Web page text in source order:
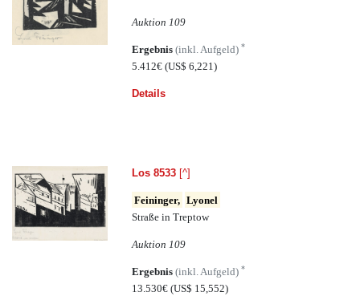
Auktion 109
Ergebnis(inkl. Aufgeld)*
5.412€(US$ 6,221)
Details
Los 8533 [^]
Feininger, Lyonel
Straße in Treptow
Auktion 109
Ergebnis(inkl. Aufgeld)*
13.530€(US$ 15,552)